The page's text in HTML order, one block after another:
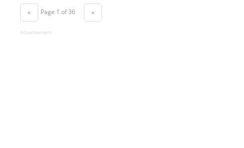
« Page 1 of 36 »
Advertisement